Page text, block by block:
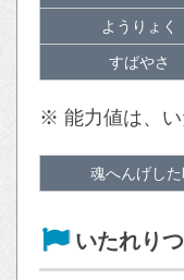
ようりょく
すばやさ
※ 能力値は、い
魂へんげし
いたれり